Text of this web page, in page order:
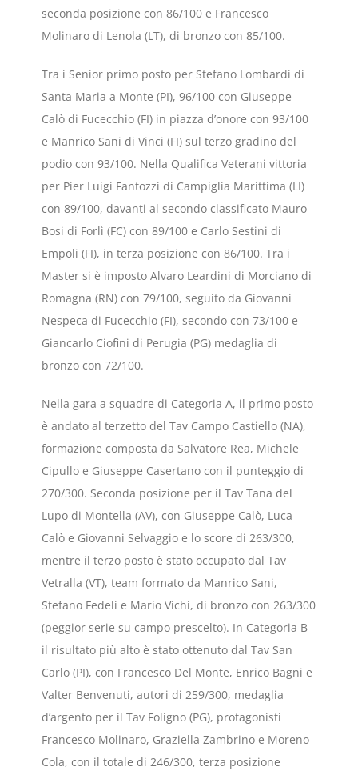
seconda posizione con 86/100 e Francesco
Molinaro di Lenola (LT), di bronzo con 85/100.
Tra i Senior primo posto per Stefano Lombardi di
Santa Maria a Monte (PI), 96/100 con Giuseppe
Calò di Fucecchio (FI) in piazza d’onore con 93/100
e Manrico Sani di Vinci (FI) sul terzo gradino del
podio con 93/100. Nella Qualifica Veterani vittoria
per Pier Luigi Fantozzi di Campiglia Marittima (LI)
con 89/100, davanti al secondo classificato Mauro
Bosi di Forlì (FC) con 89/100 e Carlo Sestini di
Empoli (FI), in terza posizione con 86/100. Tra i
Master si è imposto Alvaro Leardini di Morciano di
Romagna (RN) con 79/100, seguito da Giovanni
Nespeca di Fucecchio (FI), secondo con 73/100 e
Giancarlo Ciofini di Perugia (PG) medaglia di
bronzo con 72/100.
Nella gara a squadre di Categoria A, il primo posto
è andato al terzetto del Tav Campo Castiello (NA),
formazione composta da Salvatore Rea, Michele
Cipullo e Giuseppe Casertano con il punteggio di
270/300. Seconda posizione per il Tav Tana del
Lupo di Montella (AV), con Giuseppe Calò, Luca
Calò e Giovanni Selvaggio e lo score di 263/300,
mentre il terzo posto è stato occupato dal Tav
Vetralla (VT), team formato da Manrico Sani,
Stefano Fedeli e Mario Vichi, di bronzo con 263/300
(peggior serie su campo prescelto). In Categoria B
il risultato più alto è stato ottenuto dal Tav San
Carlo (PI), con Francesco Del Monte, Enrico Bagni e
Valter Benvenuti, autori di 259/300, medaglia
d’argento per il Tav Foligno (PG), protagonisti
Francesco Molinaro, Graziella Zambrino e Moreno
Cola, con il totale di 246/300, terza posizione